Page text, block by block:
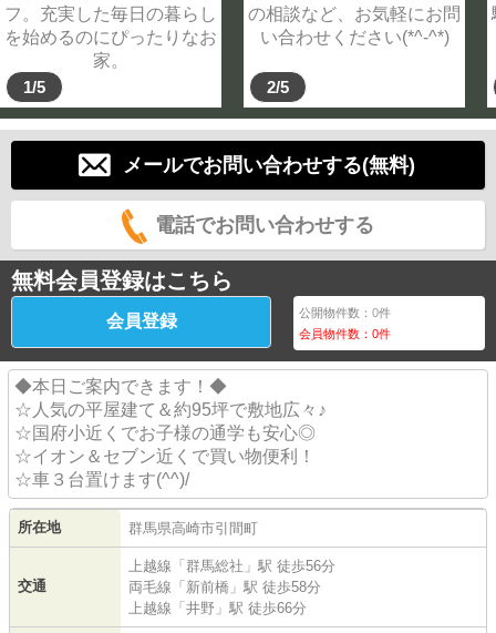
1/5 2/5
メールでお問い合わせする(無料)
電話でお問い合わせする
無料会員登録はこちら
会員登録 公開物件数：0件
会員物件数：0件
◆本日ご案内できます！◆
☆人気の平屋建て＆約95坪で敷地広々♪
☆国府小近くでお子様の通学も安心◎
☆イオン＆セブン近くで買い物便利！
☆車３台置けます(^^)/
所在地 群馬県高崎市引間町
交通
上越線 「 群馬総社 」駅 徒歩56分
両毛線 「 新前橋 」駅 徒歩58分
上越線 「 井野 」駅 徒歩66分